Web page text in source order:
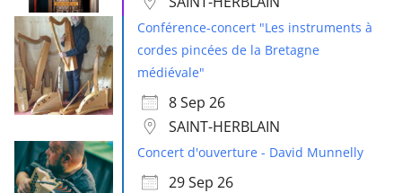
Conférence-concert "Les instruments à
cordes pincées de la Bretagne
médiévale"
8 Sep 26
SAINT-HERBLAIN
Concert d'ouverture - David Munnelly
29 Sep 26